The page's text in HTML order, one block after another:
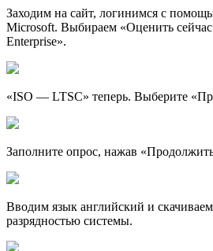
Заходим на сайт, логинимся с
Microsoft. Выбираем «Оценить
Enterprise».
«ISO — LTSC» теперь. Выберите
Заполните опрос, нажав
Вводим язык английский и
разрядностью системы.